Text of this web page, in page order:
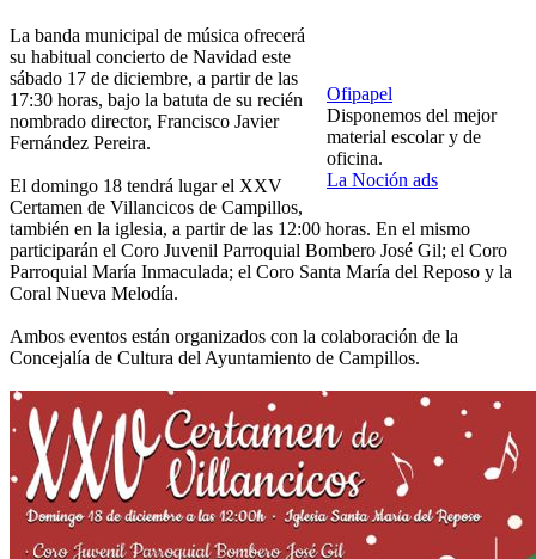
Ofipapel
Disponemos del mejor
material escolar y de
oficina.
La Noción ads
La banda municipal de música ofrecerá
su habitual concierto de Navidad este
sábado 17 de diciembre, a partir de las
17:30 horas, bajo la batuta de su recién
nombrado director, Francisco Javier
Fernández Pereira.
El domingo 18 tendrá lugar el XXV
Certamen de Villancicos de Campillos,
también en la iglesia, a partir de las 12:00 horas. En el mismo
participarán el Coro Juvenil Parroquial Bombero José Gil; el Coro
Parroquial María Inmaculada; el Coro Santa María del Reposo y la
Coral Nueva Melodía.
Ambos eventos están organizados con la colaboración de la
Concejalía de Cultura del Ayuntamiento de Campillos.